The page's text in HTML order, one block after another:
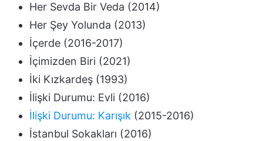
Her Sevda Bir Veda (2014)
Her Şey Yolunda (2013)
İçerde (2016-2017)
İçimizden Biri (2021)
İki Kızkardeş (1993)
İlişki Durumu: Evli (2016)
İlişki Durumu: Karışık (2015-2016)
İstanbul Sokakları (2016)